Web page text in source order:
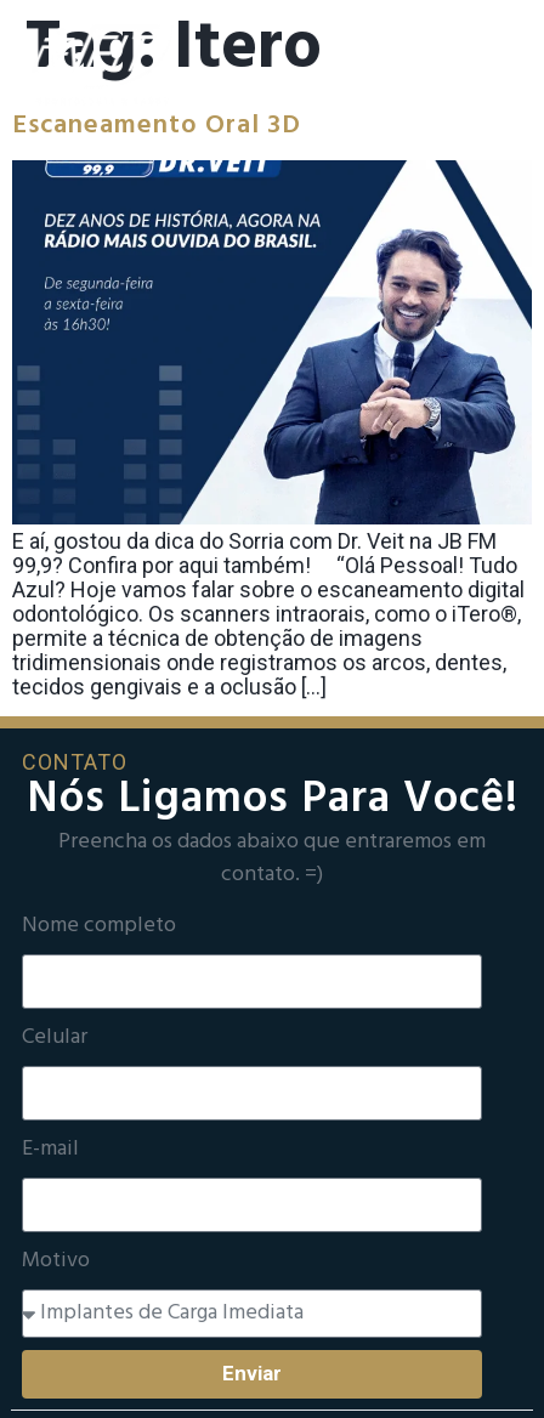
Tag: Itero
Escaneamento Oral 3D
E aí, gostou da dica do Sorria com Dr. Veit na JB FM
99,9? Confira por aqui também! ⠀ “Olá Pessoal! Tudo
Azul? Hoje vamos falar sobre o escaneamento digital
odontológico. Os scanners intraorais, como o iTero®,
permite a técnica de obtenção de imagens
tridimensionais onde registramos os arcos, dentes,
tecidos gengivais e a oclusão […]
CONTATO
Nós Ligamos Para Você!
Preencha os dados abaixo que entraremos em
contato. =)
Nome completo
Celular
E-mail
Motivo
Enviar